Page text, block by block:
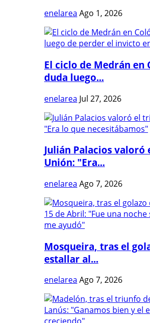
enelarea Ago 1, 2026
El ciclo de Medrán en
duda luego...
enelarea Jul 27, 2026
Julián Palacios
Unión: "Era...
enelarea Ago 7, 2026
Mosqueira, tras el
estallar al...
enelarea Ago 7, 2026